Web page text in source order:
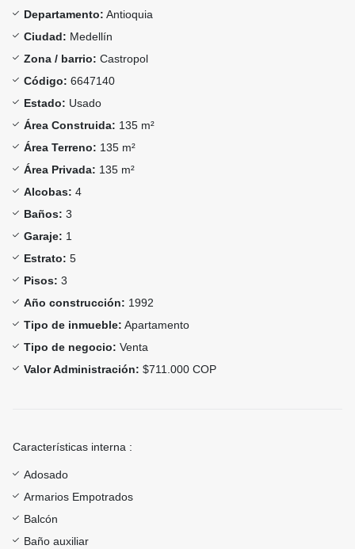
Departamento: Antioquia
Ciudad: Medellín
Zona / barrio: Castropol
Código: 6647140
Estado: Usado
Área Construida: 135 m²
Área Terreno: 135 m²
Área Privada: 135 m²
Alcobas: 4
Baños: 3
Garaje: 1
Estrato: 5
Pisos: 3
Año construcción: 1992
Tipo de inmueble: Apartamento
Tipo de negocio: Venta
Valor Administración: $711.000 COP
Características interna :
Adosado
Armarios Empotrados
Balcón
Baño auxiliar